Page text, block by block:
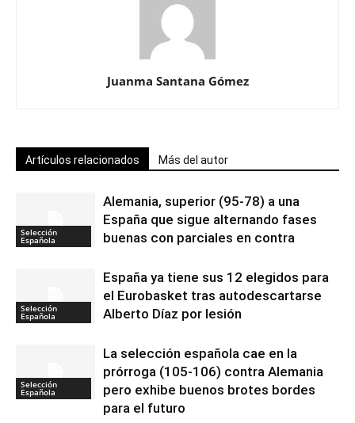
Juanma Santana Gómez
Artículos relacionados Más del autor
Selección
Española
Alemania, superior (95-78) a una
España que sigue alternando fases
buenas con parciales en contra
Selección
Española
España ya tiene sus 12 elegidos para
el Eurobasket tras autodescartarse
Alberto Díaz por lesión
Selección
Española
La selección española cae en la
prórroga (105-106) contra Alemania
pero exhibe buenos brotes bordes
para el futuro